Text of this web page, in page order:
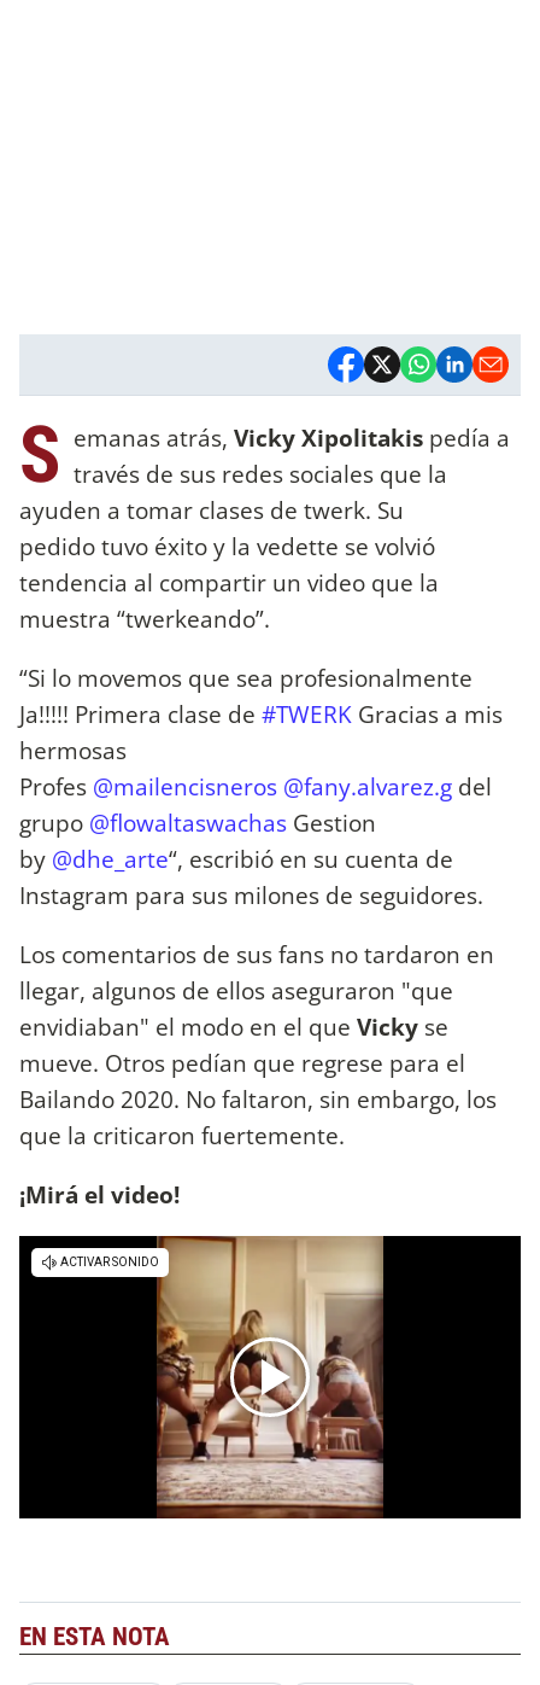
S emanas atrás, Vicky Xipolitakis pedía a
través de sus redes sociales que la
ayuden a tomar clases de twerk. Su
pedido tuvo éxito y la vedette se volvió
tendencia al compartir un video que la
muestra “twerkeando”.
“Si lo movemos que sea profesionalmente
Ja!!!!! Primera clase de #TWERK Gracias a mis
hermosas
Profes @mailencisneros @fany.alvarez.g del
grupo @flowaltaswachas Gestion
by @dhe_arte“, escribió en su cuenta de
Instagram para sus milones de seguidores.
Los comentarios de sus fans no tardaron en
llegar, algunos de ellos aseguraron "que
envidiaban" el modo en el que Vicky se
mueve. Otros pedían que regrese para el
Bailando 2020. No faltaron, sin embargo, los
que la criticaron fuertemente.
¡Mirá el video!
EN ESTA NOTA